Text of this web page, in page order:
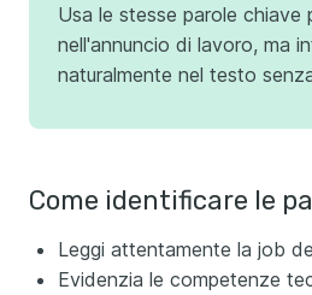
Usa le stesse parole chiave
nell'annuncio di lavoro, ma
naturalmente nel testo
Come identificare le
Leggi attentamente la job
Evidenzia le competenze